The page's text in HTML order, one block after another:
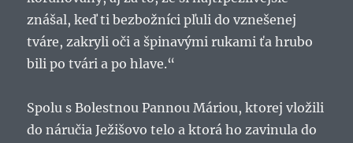
znášal, keď ti bezbožníci pľuli do vznešenej
tváre, zakryli oči a špinavými rukami ťa hrubo
bili po tvári a po hlave.“
Spolu s Bolestnou Pannou Máriou, ktorej vložili
do náručia Ježišovo telo a ktorá ho zavinula do